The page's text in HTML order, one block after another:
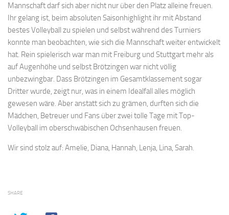
Mannschaft darf sich aber nicht nur über den Platz alleine freuen.
Ihr gelang ist, beim absoluten Saisonhighlight ihr mit Abstand
bestes Volleyball zu spielen und selbst während des Turniers
konnte man beobachten, wie sich die Mannschaft weiter entwickelt
hat. Rein spielerisch war man mit Freiburg und Stuttgart mehr als
auf Augenhöhe und selbst Brötzingen war nicht völlig
unbezwingbar. Dass Brötzingen im Gesamtklassement sogar
Dritter wurde, zeigt nur, was in einem Idealfall alles möglich
gewesen wäre. Aber anstatt sich zu grämen, durften sich die
Mädchen, Betreuer und Fans über zwei tolle Tage mit Top-
Volleyball im oberschwäbischen Ochsenhausen freuen.
Wir sind stolz auf: Amelie, Diana, Hannah, Lenja, Lina, Sarah.
SHARE